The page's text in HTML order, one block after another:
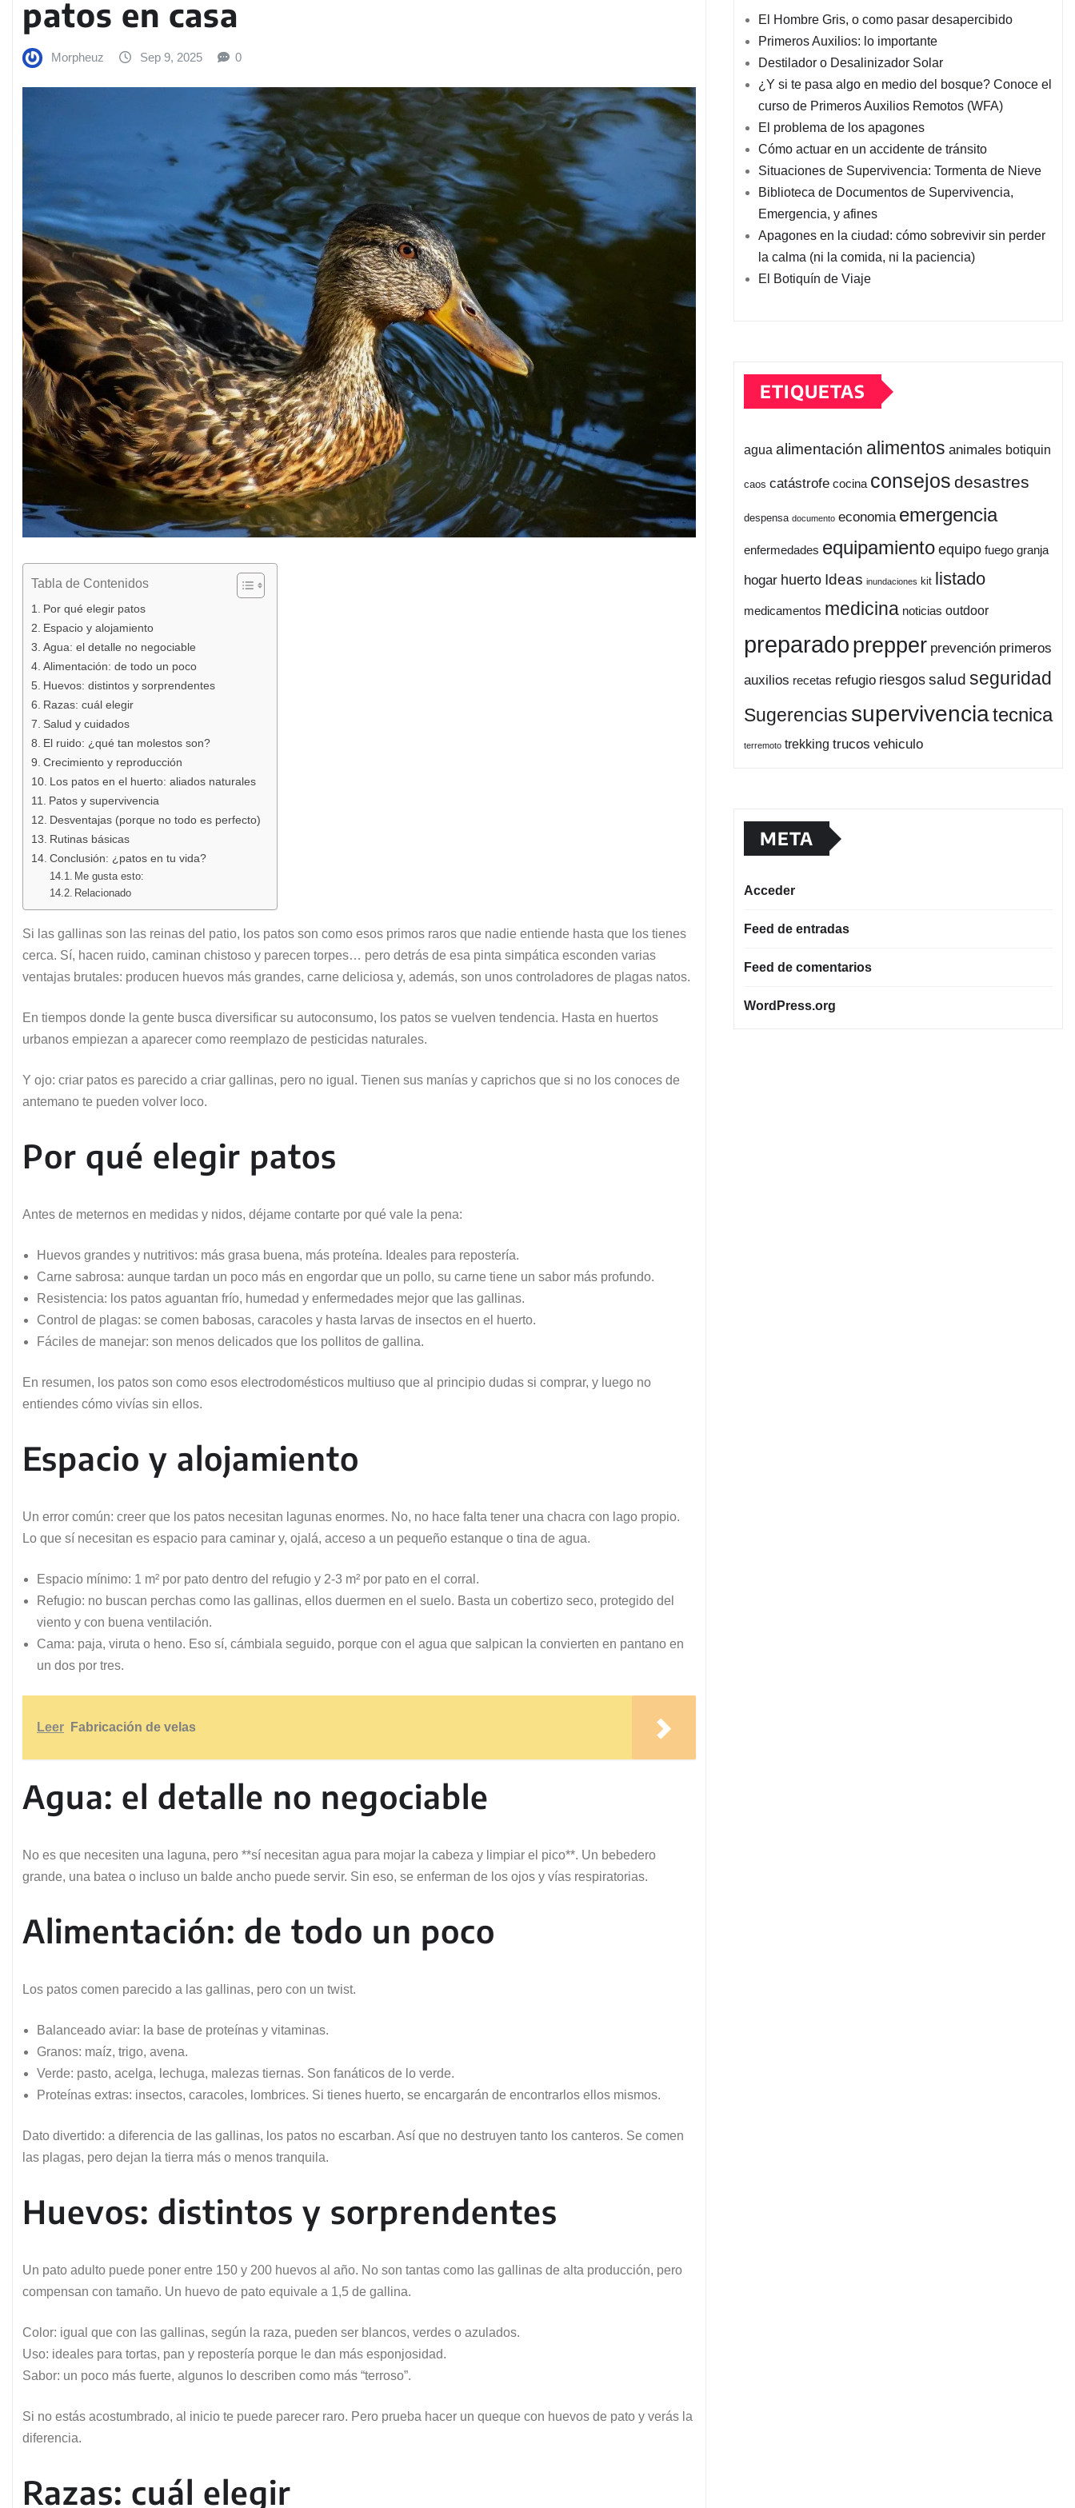
patos en casa
Morpheuz Sep 9, 2025 0
Tabla de Contenidos
Por qué elegir patos
Espacio y alojamiento
Agua: el detalle no negociable
Alimentación: de todo un poco
Huevos: distintos y sorprendentes
Razas: cuál elegir
Salud y cuidados
El ruido: ¿qué tan molestos son?
Crecimiento y reproducción
Los patos en el huerto: aliados naturales
Patos y supervivencia
Desventajas (porque no todo es perfecto)
Rutinas básicas
Conclusión: ¿patos en tu vida?
Me gusta esto:
Relacionado
Si las gallinas son las reinas del patio, los patos son como esos primos raros que nadie entiende hasta que los tienes
cerca. Sí, hacen ruido, caminan chistoso y parecen torpes… pero detrás de esa pinta simpática esconden varias
ventajas brutales: producen huevos más grandes, carne deliciosa y, además, son unos controladores de plagas natos.
En tiempos donde la gente busca diversificar su autoconsumo, los patos se vuelven tendencia. Hasta en huertos
urbanos empiezan a aparecer como reemplazo de pesticidas naturales.
Y ojo: criar patos es parecido a criar gallinas, pero no igual. Tienen sus manías y caprichos que si no los conoces de
antemano te pueden volver loco.
Por qué elegir patos
Antes de meternos en medidas y nidos, déjame contarte por qué vale la pena:
Huevos grandes y nutritivos: más grasa buena, más proteína. Ideales para repostería.
Carne sabrosa: aunque tardan un poco más en engordar que un pollo, su carne tiene un sabor más profundo.
Resistencia: los patos aguantan frío, humedad y enfermedades mejor que las gallinas.
Control de plagas: se comen babosas, caracoles y hasta larvas de insectos en el huerto.
Fáciles de manejar: son menos delicados que los pollitos de gallina.
En resumen, los patos son como esos electrodomésticos multiuso que al principio dudas si comprar, y luego no
entiendes cómo vivías sin ellos.
Espacio y alojamiento
Un error común: creer que los patos necesitan lagunas enormes. No, no hace falta tener una chacra con lago propio.
Lo que sí necesitan es espacio para caminar y, ojalá, acceso a un pequeño estanque o tina de agua.
Espacio mínimo: 1 m² por pato dentro del refugio y 2-3 m² por pato en el corral.
Refugio: no buscan perchas como las gallinas, ellos duermen en el suelo. Basta un cobertizo seco, protegido del
viento y con buena ventilación.
Cama: paja, viruta o heno. Eso sí, cámbiala seguido, porque con el agua que salpican la convierten en pantano en
un dos por tres.
Leer Fabricación de velas
Agua: el detalle no negociable
No es que necesiten una laguna, pero **sí necesitan agua para mojar la cabeza y limpiar el pico**. Un bebedero
grande, una batea o incluso un balde ancho puede servir. Sin eso, se enferman de los ojos y vías respiratorias.
Alimentación: de todo un poco
Los patos comen parecido a las gallinas, pero con un twist.
Balanceado aviar: la base de proteínas y vitaminas.
Granos: maíz, trigo, avena.
Verde: pasto, acelga, lechuga, malezas tiernas. Son fanáticos de lo verde.
Proteínas extras: insectos, caracoles, lombrices. Si tienes huerto, se encargarán de encontrarlos ellos mismos.
Dato divertido: a diferencia de las gallinas, los patos no escarban. Así que no destruyen tanto los canteros. Se comen
las plagas, pero dejan la tierra más o menos tranquila.
Huevos: distintos y sorprendentes
Un pato adulto puede poner entre 150 y 200 huevos al año. No son tantas como las gallinas de alta producción, pero
compensan con tamaño. Un huevo de pato equivale a 1,5 de gallina.
Color: igual que con las gallinas, según la raza, pueden ser blancos, verdes o azulados.
Uso: ideales para tortas, pan y repostería porque le dan más esponjosidad.
Sabor: un poco más fuerte, algunos lo describen como más “terroso”.
Si no estás acostumbrado, al inicio te puede parecer raro. Pero prueba hacer un queque con huevos de pato y verás la
diferencia.
Razas: cuál elegir
El Hombre Gris, o como pasar desapercibido
Primeros Auxilios: lo importante
Destilador o Desalinizador Solar
¿Y si te pasa algo en medio del bosque? Conoce el
curso de Primeros Auxilios Remotos (WFA)
El problema de los apagones
Cómo actuar en un accidente de tránsito
Situaciones de Supervivencia: Tormenta de Nieve
Biblioteca de Documentos de Supervivencia,
Emergencia, y afines
Apagones en la ciudad: cómo sobrevivir sin perder
la calma (ni la comida, ni la paciencia)
El Botiquín de Viaje
ETIQUETAS
agua alimentación alimentos animales botiquin
caos catástrofe cocina consejos desastres
despensa documento economia emergencia
enfermedades equipamiento equipo fuego granja
hogar huerto Ideas inundaciones kit listado
medicamentos medicina noticias outdoor
preparadoprepper prevención primeros
auxilios recetas refugio riesgos salud seguridad
Sugerencias supervivenciatecnica
terremoto trekking trucos vehiculo
META
Acceder
Feed de entradas
Feed de comentarios
WordPress.org